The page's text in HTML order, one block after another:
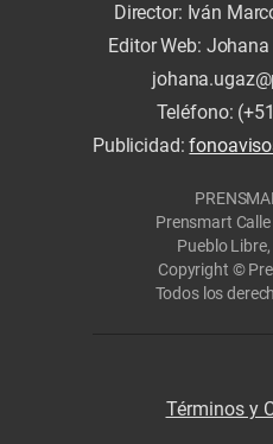
Director: Iván
Editor Web:
Teléfono:
Publicidad:
Prensmart
Pueblo
Copyright ©
Todos los
Términos y